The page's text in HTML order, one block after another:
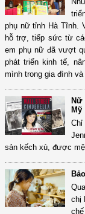
phụ nữ tỉnh Hà Tĩnh.
hỗ trợ, tiếp sức từ
em phụ nữ đã vượt
phát triển kinh tế,
mình trong gia đình và
Mỹ
sản kếch xù, được
chị